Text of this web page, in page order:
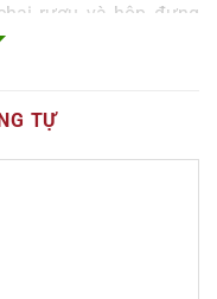
rượu và hộp đựng
sẵn tại Hà Nội và TP.
điểm, giá cả, địa chỉ
biệtrượu hổ thuỷ tinh
lựa chọn tốt nhất
TỰ